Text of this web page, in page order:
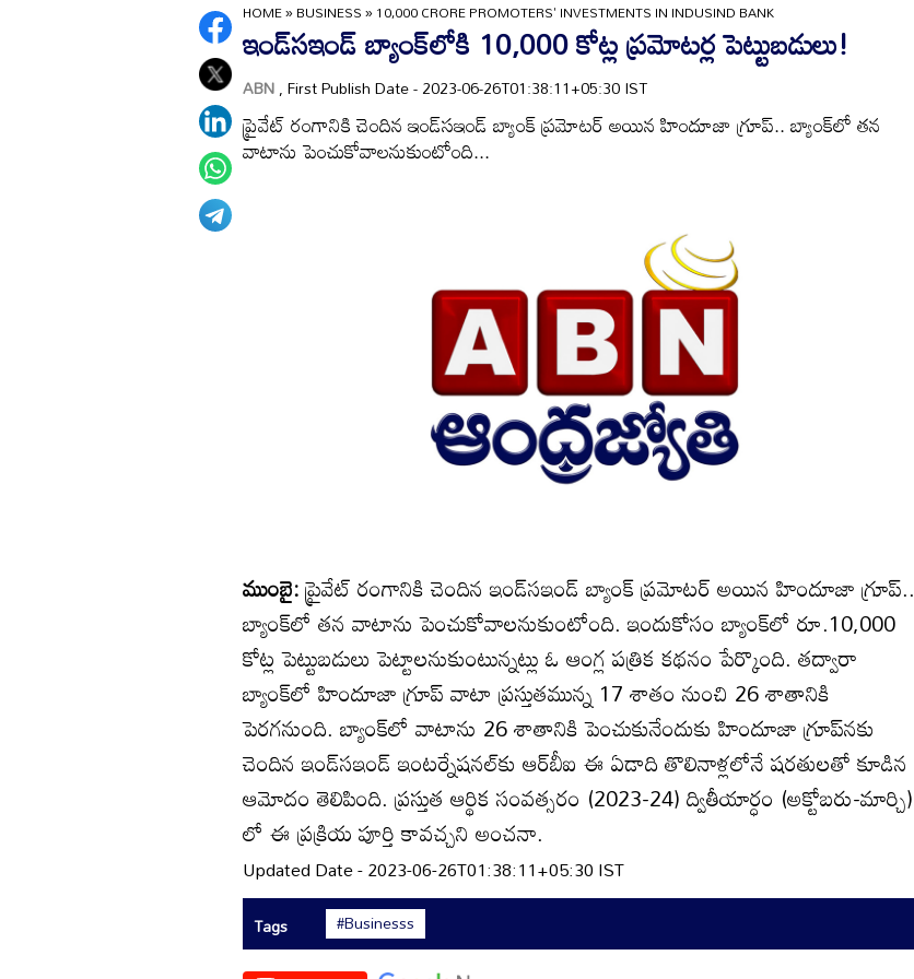
HOME»BUSINESS»10,000 CRORE PROMOTERS' INVESTMENTS IN INDUSIND BANK
ఇండ్‌సఇండ్‌ బ్యాంక్‌లోకి 10,000 కోట్ల ప్రమోటర్ల పెట్టుబడులు!
ABN, First Publish Date - 2023-06-26T01:38:11+05:30 IST
ప్రైవేట్‌ రంగానికి చెందిన ఇండ్‌సఇండ్‌ బ్యాంక్‌ ప్రమోటర్‌ అయిన హిందూజా గ్రూప్‌.. బ్యాంక్‌లో తన
వాటాను పెంచుకోవాలనుకుంటోంది...
ముంబై:ప్రైవేట్‌ రంగానికి చెందిన ఇండ్‌సఇండ్‌ బ్యాంక్‌ ప్రమోటర్‌ అయిన హిందూజా గ్రూప్‌..
బ్యాంక్‌లో తన వాటాను పెంచుకోవాలనుకుంటోంది. ఇందుకోసం బ్యాంక్‌లో రూ.10,000
కోట్ల పెట్టుబడులు పెట్టాలనుకుంటున్నట్లు ఓ ఆంగ్ల పత్రిక కథనం పేర్కొంది. తద్వారా
బ్యాంక్‌లో హిందూజా గ్రూప్‌ వాటా ప్రస్తుతమున్న 17 శాతం నుంచి 26 శాతానికి
పెరగనుంది. బ్యాంక్‌లో వాటాను 26 శాతానికి పెంచుకునేందుకు హిందూజా గ్రూప్‌నకు
చెందిన ఇండ్‌సఇండ్‌ ఇంటర్నేషనల్‌కు ఆర్‌బీఐ ఈ ఏడాది తొలినాళ్లలోనే షరతులతో కూడిన
ఆమోదం తెలిపింది. ప్రస్తుత ఆర్థిక సంవత్సరం (2023-24) ద్వితీయార్ధం (అక్టోబరు-మార్చి)
లో ఈ ప్రక్రియ పూర్తి కావచ్చని అంచనా.
Updated Date - 2023-06-26T01:38:11+05:30 IST
Tags #Businesss